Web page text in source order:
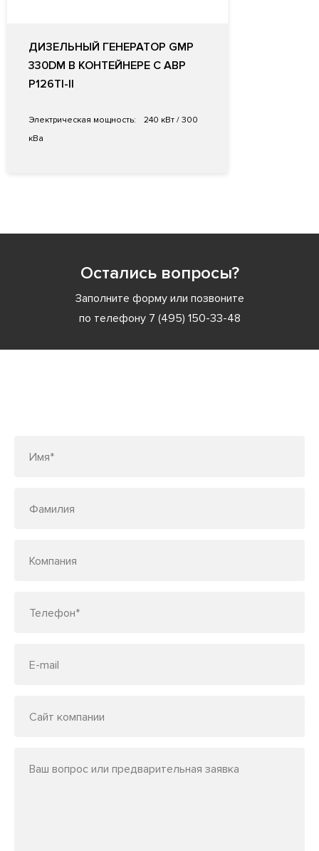
ДИЗЕЛЬНЫЙ ГЕНЕРАТОР GMP
330DM В КОНТЕЙНЕРЕ С АВР
P126TI-II
Электрическая мощность:
240 кВт / 300
кВа
Остались вопросы?
Заполните форму или позвоните
по телефону 7 (495) 150-33-48
Имя*
Фамилия
Компания
Телефон*
E-mail
Сайт компании
Ваш вопрос или предварительная заявка